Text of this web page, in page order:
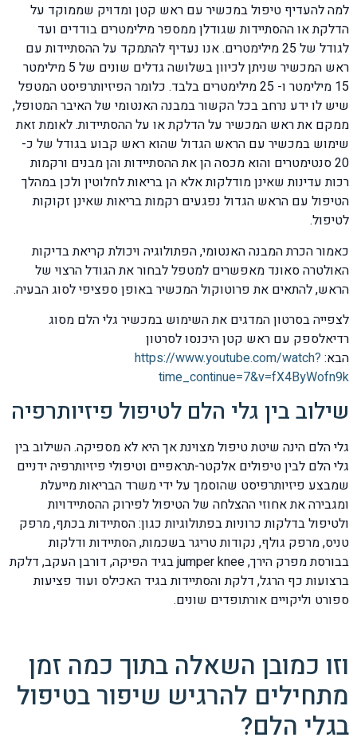
למה להעדיף טיפול במכשיר עם ראש קטן ומדויק שממוקד על
הדלקת או ההסתיידות שגודלן ממספר מילימטרים בודדים ועד
לגודל של 25 מילימטרים. אנו נעדיף להתמקד על ההסתיידות עם
ראש המכשיר שניתן לכיוון בשלושה גדלים שונים של 5 מילימטר
15 מילימטר ו- 25 מילימטרים בלבד. כלומר הפיזיותרפיסט המטפל
שיש לו ידע נרחב בכל הקשור במבנה האנטומי של האיבר המטופל,
ממקם את ראש המכשיר על הדלקת או על ההסתיידות. לאומת זאת
שימוש במכשיר עם הראש הגדול שהוא ראש קבוע בגודל של כ-
20 סנטימטרים והוא מכסה הן את ההסתיידות והן מבנים ורקמות
רכות עדינות שאינן מודלקות אלא הן בריאות לחלוטין ולכן במהלך
הטיפול עם הראש הגדול נפגעים רקמות בריאות שאינן זקוקות
לטיפול.
כאמור הכרת המבנה האנטומי, הפתולוגיה ויכולת קריאת בדיקות
האולטרה סאונד מאפשרים למטפל לבחור את הגודל הרצוי של
הראש, להתאים את פרוטוקול המכשיר באופן ספציפי לסוג הבעיה.
לצפייה בסרטון המדגים את השימוש במכשיר גלי הלם מסוג
רדיאלספק עם ראש קטן היכנסו לסרטון
הבא: https://www.youtube.com/watch?
time_continue=7&v=fX4ByWofn9k
שילוב בין גלי הלם לטיפול פיזיותרפיה
גלי הלם הינה שיטת טיפול מצוינת אך היא לא מספיקה. השילוב בין
גלי הלם לבין טיפולים אלקטר-תראפיים וטיפולי פיזיותרפיה ידניים
שמבצע פיזיותרפיסט שהוסמך על ידי משרד הבריאות מייעלת
ומגבירה את אחוזי ההצלחה של הטיפול לפירוק ההסתיידויות
ולטיפול בדלקות כרוניות בפתולוגיות כגון: הסתיידות בכתף, מרפק
טניס, מרפק גולף, נקודות טריגר בשכמות, הסתיידות ודלקות
בבורסת מפרק הירך, jumper knee בגיד הפיקה, דורבן העקב, דלקת
ברצועות כף הרגל, דלקת והסתיידות בגיד האכילס ועוד פציעות
ספורט וליקויים אורתופדים שונים.
וזו כמובן השאלה בתוך כמה זמן
מתחילים להרגיש שיפור בטיפול
בגלי הלם?